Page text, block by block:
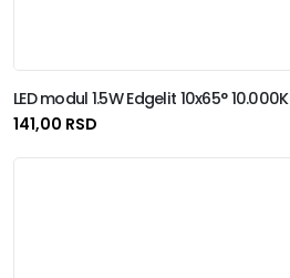
LED modul 1.5W Edgelit 10x65° 10.000K
141,00 RSD